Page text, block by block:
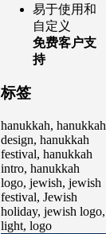
易于使用和
自定义
免费客户支
持
标签
hanukkah, hanukkah
design, hanukkah
festival, hanukkah
intro, hanukkah
logo, jewish, jewish
festival, Jewish
holiday, jewish logo,
light, logo